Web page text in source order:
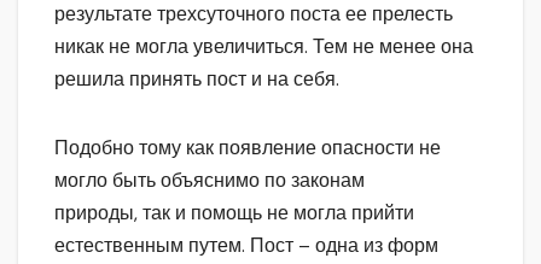
результате трехсуточного поста ее прелесть
никак не могла увеличиться. Тем не менее она
решила принять пост и на себя.
Подобно тому как появление опасности не
могло быть объяснимо по законам
природы, так и помощь не могла прийти
естественным путем. Пост – одна из форм